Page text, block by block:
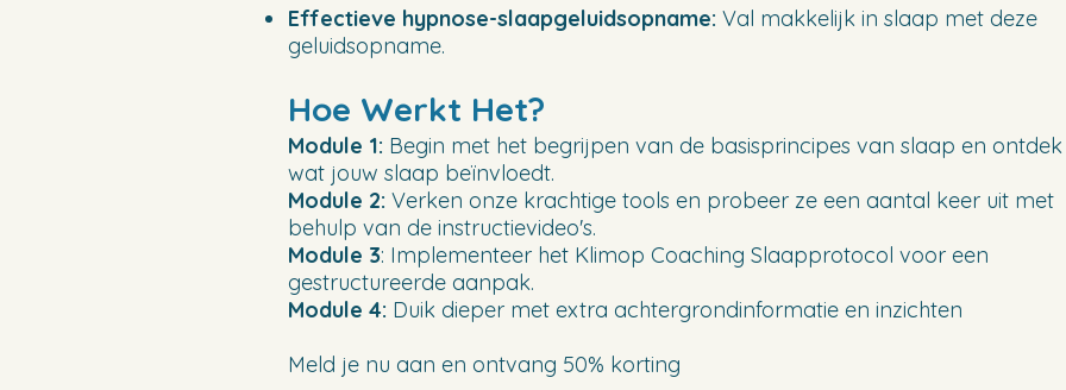
Effectieve hypnose-slaapgeluidsopname: Val makkelijk in slaap met deze
geluidsopname.
Hoe Werkt Het?
Module 1: Begin met het begrijpen van de basisprincipes van slaap en ontdek
wat jouw slaap beïnvloedt.
Module 2: Verken onze krachtige tools en probeer ze een aantal keer uit met
behulp van de instructievideo's.
Module 3: Implementeer het Klimop Coaching Slaapprotocol voor een
gestructureerde aanpak.
Module 4: Duik dieper met extra achtergrondinformatie en inzichten
Meld je nu aan en ontvang 50% korting